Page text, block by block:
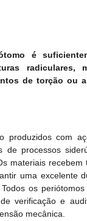
é
radiculares,
de torção ou
produzidos com
de processos
materiais recebem
uma excelente
os
verificação e
mecânica.